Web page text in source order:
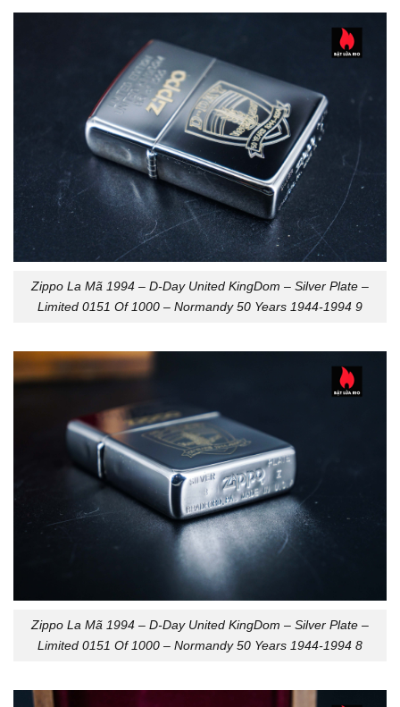
Zippo La Mã 1994 – D-Day United KingDom – Silver Plate –
Limited 0151 Of 1000 – Normandy 50 Years 1944-1994 9
Zippo La Mã 1994 – D-Day United KingDom – Silver Plate –
Limited 0151 Of 1000 – Normandy 50 Years 1944-1994 8